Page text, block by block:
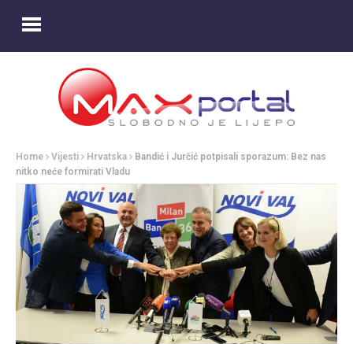
Home Vijesti Hrvatska
Bandić i Jurčić potpisali sporazum: Bez nas
nitko neće formirati Vladu